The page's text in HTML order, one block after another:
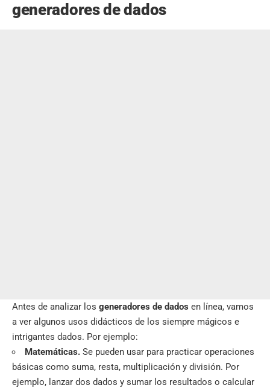
generadores de dados
Antes de analizar los generadores de dados en línea, vamos
a ver algunos usos didácticos de los siempre mágicos e
intrigantes dados. Por ejemplo:
Matemáticas. Se pueden usar para practicar operaciones
básicas como suma, resta, multiplicación y división. Por
ejemplo, lanzar dos dados y sumar los resultados o calcular